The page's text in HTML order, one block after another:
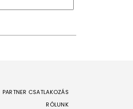
PARTNER CSATLAKOZÁS
RÓLUNK